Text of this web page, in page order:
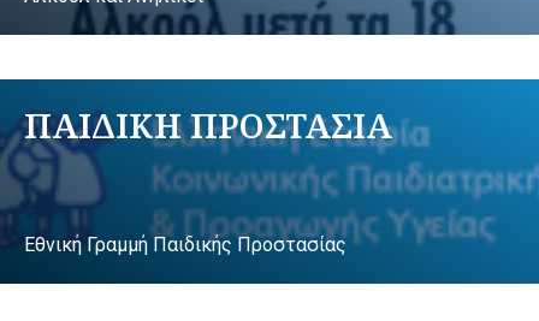
ΠΑΙΔΙΚΗ ΠΡΟΣΤΑΣΙΑ
Εθνική Γραμμή Παιδικής Προστασίας